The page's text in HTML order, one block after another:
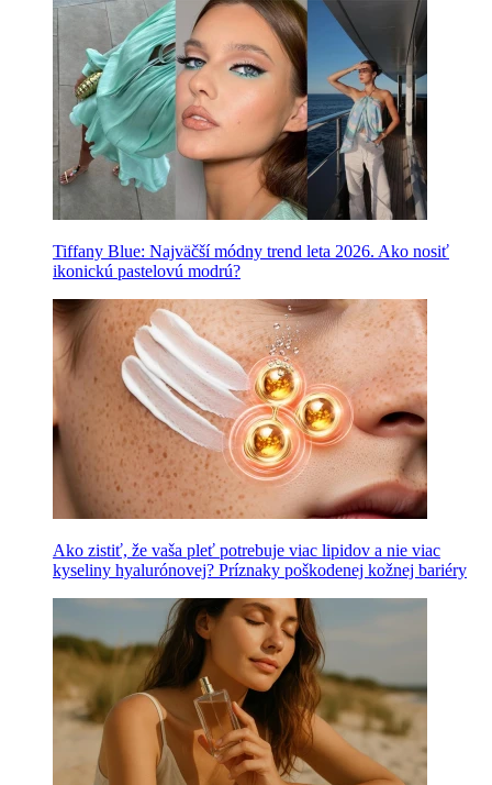
Tiffany Blue: Najväčší módny trend leta 2026. Ako nosiť
ikonickú pastelovú modrú?
Ako zistiť, že vaša pleť potrebuje viac lipidov a nie viac
kyseliny hyalurónovej? Príznaky poškodenej kožnej bariéry